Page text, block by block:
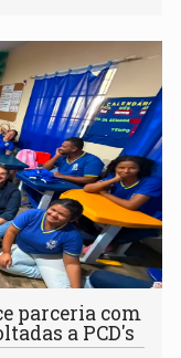
parceria com
a PCD's